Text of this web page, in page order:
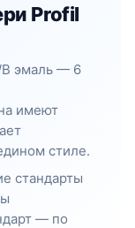
Profil
эмаль — 6
имеют
стиле.
стандарты
— по